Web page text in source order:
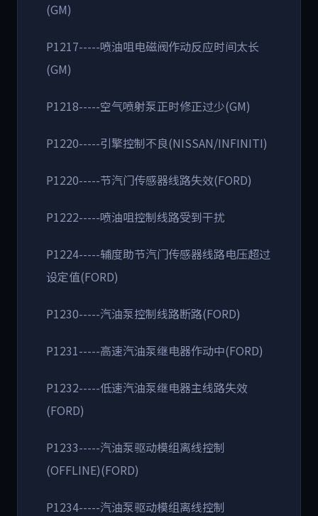
(GM)
P1217-----喷油咀电磁阀作动反应时间太长
(GM)
P1218-----空气喷射泵正时修正过少(GM)
P1220-----引擎控制不良(NISSAN/INFINITI)
P1220-----节汽门传感器线路失效(FORD)
P1222-----喷油咀控制线路受到干扰
P1224-----辅度助节汽门传感器线路电压超过
设定值(FORD)
P1230-----汽油泵控制线路断路(FORD)
P1231-----高速汽油泵继电器作动中(FORD)
P1232-----低速汽油泵继电器主线路失效
(FORD)
P1233-----汽油泵驱动模组离线控制
(OFFLINE)(FORD)
P1234-----汽油泵驱动模组离线控制